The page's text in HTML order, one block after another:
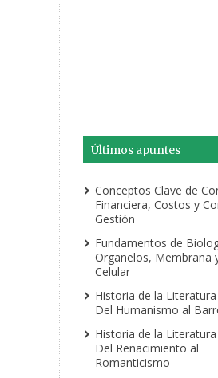
Últimos apuntes
Conceptos Clave de
Financiera, Costos y
Gestión
Fundamentos de
Organelos, Membrana
Celular
Historia de la Literatura
Del Humanismo al
Historia de la Literatura
Del Renacimiento al
Romanticismo